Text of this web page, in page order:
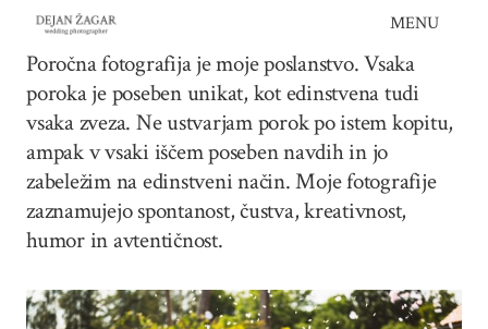
Skip
content
MENU
Poročna fotografija je moje poslanstvo. Vsaka
poroka je poseben unikat, kot edinstvena tudi
vsaka zveza. Ne ustvarjam porok po istem kopitu,
ampak v vsaki iščem poseben navdih in jo
zabeležim na edinstveni način. Moje fotografije
zaznamujejo spontanost, čustva, kreativnost,
humor in avtentičnost.